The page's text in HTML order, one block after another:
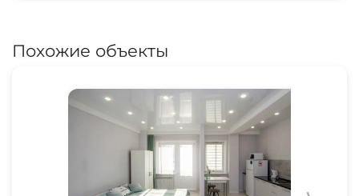
Похожие объекты